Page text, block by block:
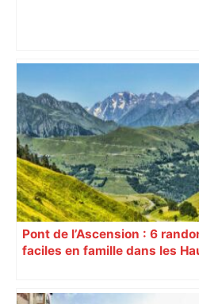
Près de Toulouse. "Une
plastique"… La fumée venue
des gens du voyage pollue
quartier – Actu.fr
Pont de l’Ascension : 6
faciles en famille dans les